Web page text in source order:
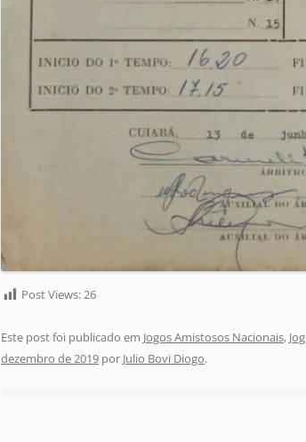
Post Views:26
Este post foi publicado em Jogos Amistosos Nacionais,
dezembro de 2019 por Julio Bovi Diogo.